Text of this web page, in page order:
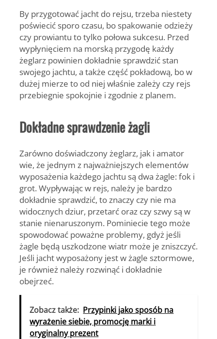
By przygotować jacht do rejsu, trzeba niestety
poświecić sporo czasu, bo spakowanie odzieży
czy prowiantu to tylko połowa sukcesu. Przed
wypłynięciem na morską przygodę każdy
żeglarz powinien dokładnie sprawdzić stan
swojego jachtu, a także część pokładową, bo w
dużej mierze to od niej właśnie zależy czy rejs
przebiegnie spokojnie i zgodnie z planem.
Dokładne sprawdzenie żagli
Zarówno doświadczony żeglarz, jak i amator
wie, że jednym z najważniejszych elementów
wyposażenia każdego jachtu są dwa żagle: fok i
grot. Wypływając w rejs, należy je bardzo
dokładnie sprawdzić, to znaczy czy nie ma
widocznych dziur, przetarć oraz czy szwy są w
stanie nienaruszonym. Pominiecie tego może
spowodować poważne problemy, gdyż jeśli
żagle będą uszkodzone wiatr może je zniszczyć.
Jeśli jacht wyposażony jest w żagle sztormowe,
je również należy rozwinąć i dokładnie
obejrzeć.
Zobacz także: Przypinki jako sposób na
wyrażenie siebie, promocję marki i
oryginalny prezent